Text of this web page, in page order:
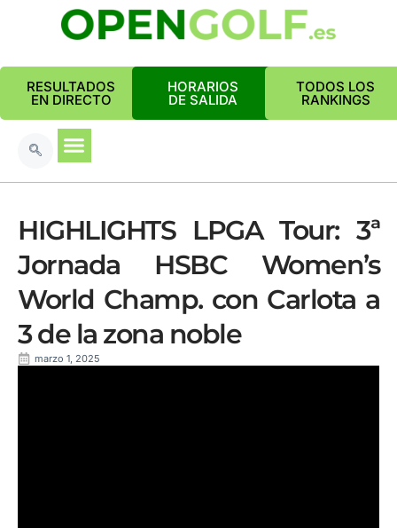
RESULTADOS
EN DIRECTO
HORARIOS
DE SALIDA
TODOS LOS
RANKINGS
HIGHLIGHTS LPGA Tour: 3ª
Jornada HSBC Women’s
World Champ. con Carlota a
3 de la zona noble
marzo 1, 2025